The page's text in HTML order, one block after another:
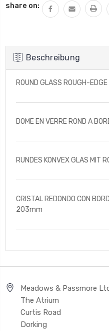
share on:
Beschreibung
ROUND GLASS ROUGH-
DOME EN VERRE ROND A
RUNDES KONVEX GLAS MIT
CRISTAL REDONDO CON
203mm
Meadows & Passmore
The Atrium
Curtis Road
Dorking